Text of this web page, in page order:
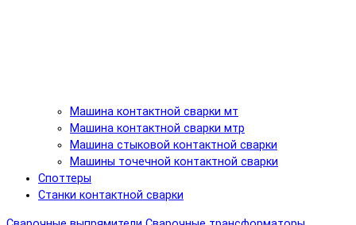
Машина контактной сварки мт
Машина контактной сварки мтр
Машина стыковой контактной сварки
Машины точечной контактной сварки
Споттеры
Станки контактной сварки